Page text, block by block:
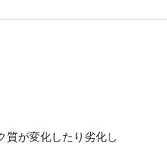
質が変化したり劣化し